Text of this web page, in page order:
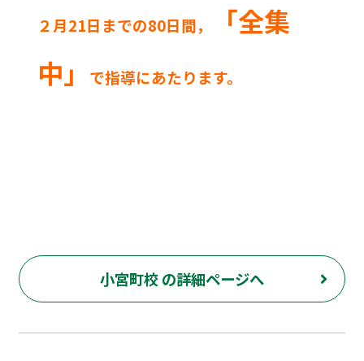
２月21日までの80日間，
「全集
中」
で指導にあたります。
小宮町校 の詳細ページへ